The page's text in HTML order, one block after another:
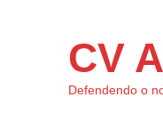
CV
Defendendo o